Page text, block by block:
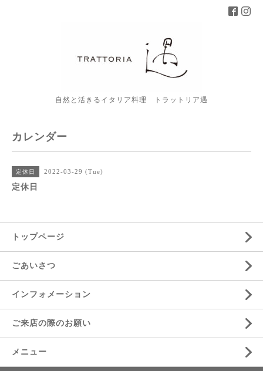
自然と活きるイタリア料理 トラットリア遇
カレンダー
定休日 2022-03-29 (Tue)
定休日
トップページ
ごあいさつ
インフォメーション
ご来店の際のお願い
メニュー